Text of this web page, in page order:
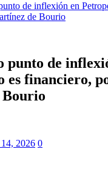
de inflexión en
de Bourio
punto de
es financiero,
2026 0